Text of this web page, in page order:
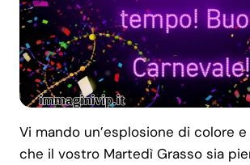
Vi mando un’esplosione di colore e
che il vostro Martedì Grasso sia